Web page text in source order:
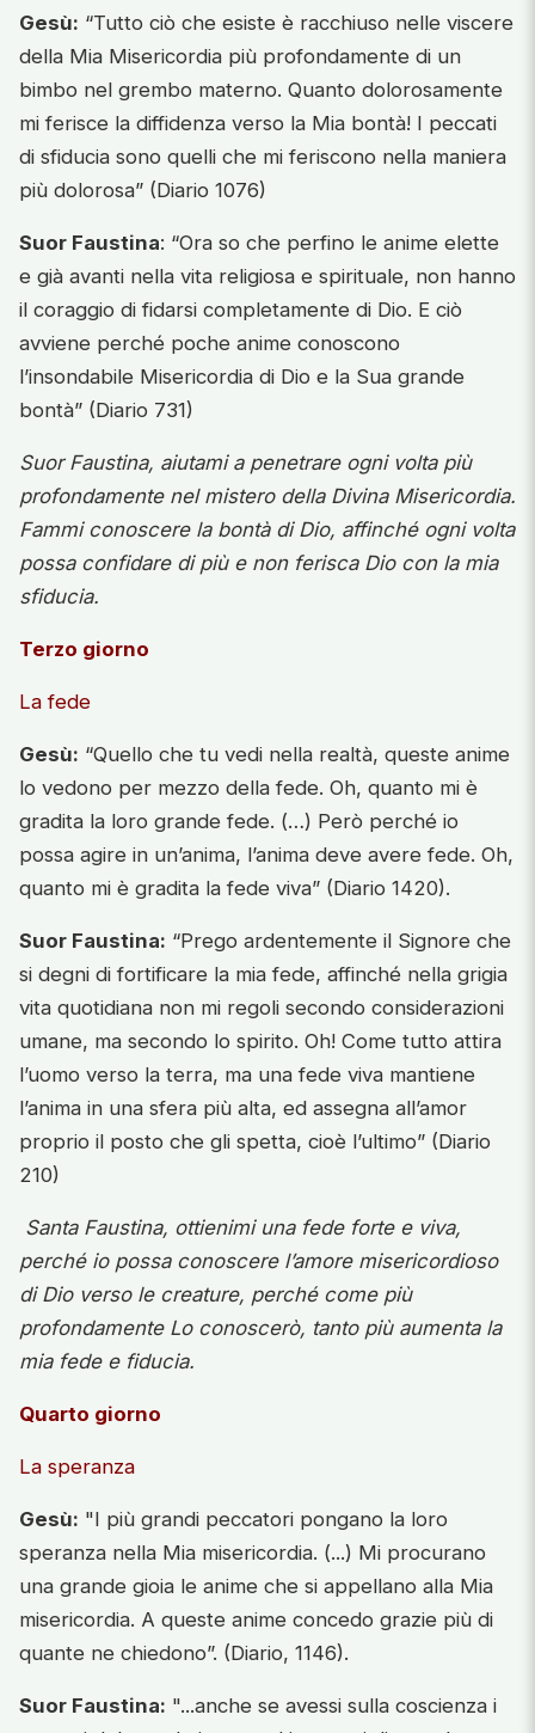
Gesù: “Tutto ciò che esiste è racchiuso nelle viscere
della Mia Misericordia più profondamente di un
bimbo nel grembo materno. Quanto dolorosamente
mi ferisce la diffidenza verso la Mia bontà! I peccati
di sfiducia sono quelli che mi feriscono nella maniera
più dolorosa” (Diario 1076)
Suor Faustina: “Ora so che perfino le anime elette
e già avanti nella vita religiosa e spirituale, non hanno
il coraggio di fidarsi completamente di Dio. E ciò
avviene perché poche anime conoscono
l’insondabile Misericordia di Dio e la Sua grande
bontà” (Diario 731)
Suor Faustina, aiutami a penetrare ogni volta più
profondamente nel mistero della Divina Misericordia.
Fammi conoscere la bontà di Dio, affinché ogni volta
possa confidare di più e non ferisca Dio con la mia
sfiducia.
Terzo giorno
La fede
Gesù: “Quello che tu vedi nella realtà, queste anime
lo vedono per mezzo della fede. Oh, quanto mi è
gradita la loro grande fede. (…) Però perché io
possa agire in un’anima, l’anima deve avere fede. Oh,
quanto mi è gradita la fede viva” (Diario 1420).
Suor Faustina: “Prego ardentemente il Signore che
si degni di fortificare la mia fede, affinché nella grigia
vita quotidiana non mi regoli secondo considerazioni
umane, ma secondo lo spirito. Oh! Come tutto attira
l’uomo verso la terra, ma una fede viva mantiene
l’anima in una sfera più alta, ed assegna all’amor
proprio il posto che gli spetta, cioè l’ultimo” (Diario
210)
Santa Faustina, ottienimi una fede forte e viva,
perché io possa conoscere l’amore misericordioso
di Dio verso le creature, perché come più
profondamente Lo conoscerò, tanto più aumenta la
mia fede e fiducia.
Quarto giorno
La speranza
Gesù: "I più grandi peccatori pongano la loro
speranza nella Mia misericordia. (...) Mi procurano
una grande gioia le anime che si appellano alla Mia
misericordia. A queste anime concedo grazie più di
quante ne chiedono”. (Diario, 1146).
Suor Faustina: "...anche se avessi sulla coscienza i